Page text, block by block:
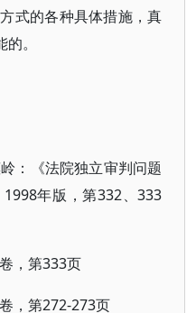
式的各种具体措施，真
。
：《法院独立审判问题
年版，第332、333
，第333页
，第272-273页